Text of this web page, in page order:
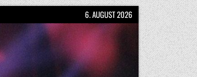
6. AUGUST 2026